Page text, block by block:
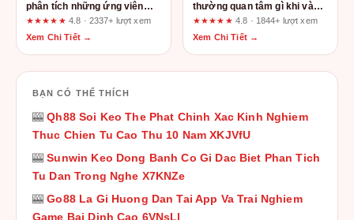
phân tích những ứng viên
sáng giá cho tấm vé chung
kết
★★★★★ 4.8 · 2337+ lượt xem
Xem Chi Tiết →
thường quan tâm gì khi vào
Sunwin?
★★★★★ 4.8 · 1844+ lượt xem
Xem Chi Tiết →
BẠN CÓ THỂ THÍCH
🎰Qh88 Soi Keo The Phat Chinh Xac Kinh Nghiem
Thuc Chien Tu Cao Thu 10 Nam XKJVfU
🎰Sunwin Keo Dong Banh Co Gi Dac Biet Phan Tich
Tu Dan Trong Nghe X7KNZe
🎰Go88 La Gi Huong Dan Tai App Va Trai Nghiem
Game Bai Dinh Cao 6VNsLl